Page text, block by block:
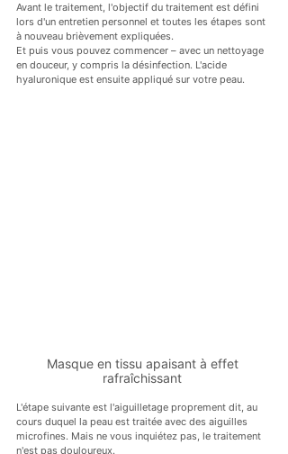
Avant le traitement, l'objectif du traitement est défini
lors d'un entretien personnel et toutes les étapes sont
à nouveau brièvement expliquées.
Et puis vous pouvez commencer – avec un nettoyage
en douceur, y compris la désinfection. L'acide
hyaluronique est ensuite appliqué sur votre peau.
Masque en tissu apaisant à effet
rafraîchissant
L'étape suivante est l'aiguilletage proprement dit, au
cours duquel la peau est traitée avec des aiguilles
microfines. Mais ne vous inquiétez pas, le traitement
n'est pas douloureux.